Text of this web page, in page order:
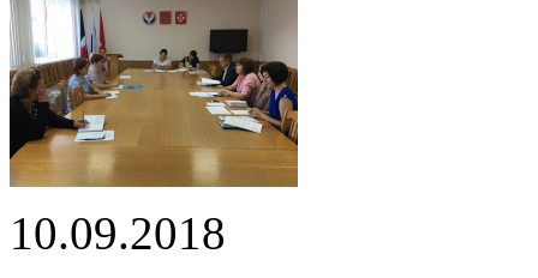
10.09.2018